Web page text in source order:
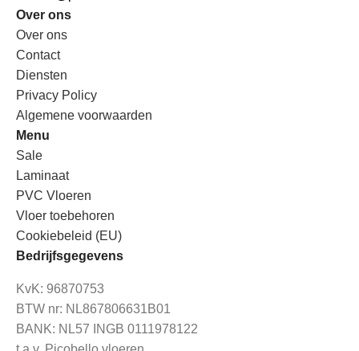
Over ons
Over ons
Contact
Diensten
Privacy Policy
Algemene voorwaarden
Menu
Sale
Laminaat
PVC Vloeren
Vloer toebehoren
Cookiebeleid (EU)
Bedrijfsgegevens
KvK: 96870753
BTW nr: NL867806631B01
BANK: NL57 INGB 0111978122